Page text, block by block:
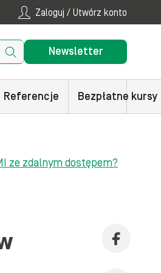
Zaloguj / Utwórz konto
Newsletter
Referencje Bezpłatne kursy
ze zdalnym dostępem?